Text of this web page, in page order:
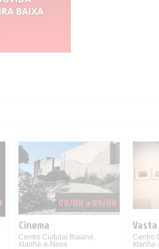
08/08 a 09/08
Cinema
Centro Cultural Raiano,
Idanha-a-Nova
Centro